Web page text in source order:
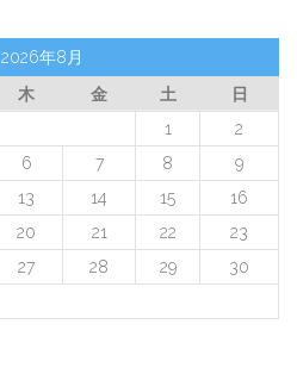
2026年8月
木 金 土
日
1
2
6 7 8
9
13 14 15
16
20 21 22
23
27 28 29
30